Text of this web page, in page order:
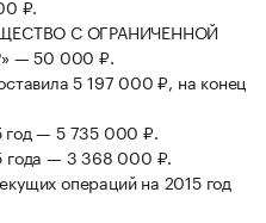
₽.
С ОГРАНИЧЕННОЙ
— 50 000 ₽.
5 197 000 ₽, на конец
год — 5 735 000 ₽.
года — 3 368 000 ₽.
операций на 2015 год